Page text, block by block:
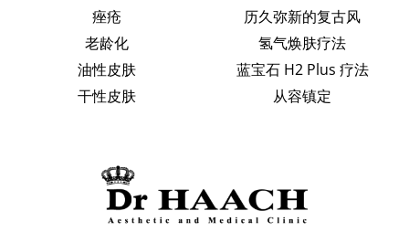
痤疮
老龄化
油性皮肤
干性皮肤
历久弥新的复古风
氢气焕肤疗法
蓝宝石 H2 Plus 疗法
从容镇定